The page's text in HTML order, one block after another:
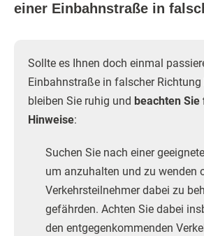
einer Einbahnstraße in
Sollte es Ihnen doch einmal
Einbahnstraße in falscher
bleiben Sie ruhig und beachten
Hinweise:
Suchen Sie nach einer
um anzuhalten und zu wenden
Verkehrsteilnehmer dabei zu
gefährden. Achten Sie dabei
den entgegenkommenden